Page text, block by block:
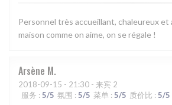
Personnel très accueillant, chaleureux et
maison comme on aime, on se régale !
Arsène M
2018-09-15 - 21:30 - 来宾 2
服务 : 5/5 氛围 : 5/5 菜单 : 5/5 质价比 : 5/5